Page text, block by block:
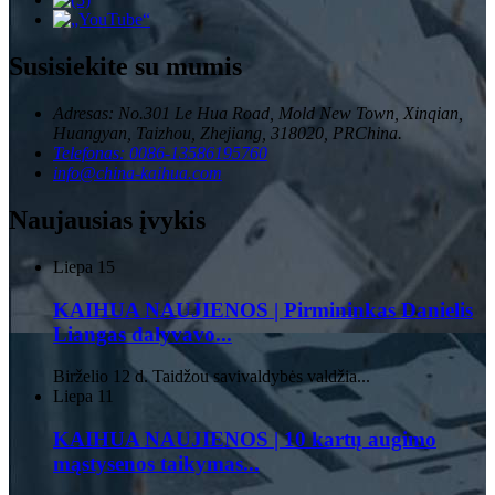
Susisiekite su mumis
Adresas: No.301 Le Hua Road, Mold New Town, Xinqian,
Huangyan, Taizhou, Zhejiang, 318020, PRChina.
Telefonas: 0086-13586195760
info@china-kaihua.com
Naujausias įvykis
Liepa 15
KAIHUA NAUJIENOS | Pirmininkas Danielis
Liangas dalyvavo...
Birželio 12 d. Taidžou savivaldybės valdžia...
Liepa 11
KAIHUA NAUJIENOS | 10 kartų augimo
mąstysenos taikymas...